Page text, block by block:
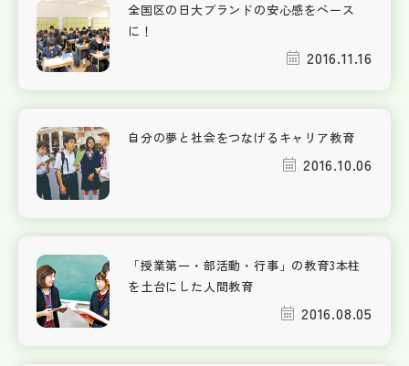
全国区の日大ブランドの安心感をベース
に！
2016.11.16
自分の夢と社会をつなげるキャリア教育
2016.10.06
「授業第一・部活動・行事」の教育3本柱
を土台にした人間教育
2016.08.05